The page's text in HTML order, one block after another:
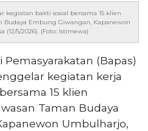
kegiatan bakti sosial bersama 15 klien
Budaya Embung Giwangan, Kapanewon
(12/5/2026). (Foto: Istimewa)
(Bapas)
kegiatan kerja
15 klien
Taman Budaya
Umbulharjo,